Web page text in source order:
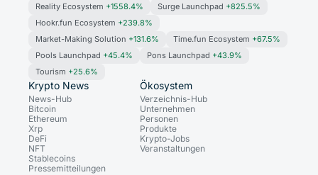
Reality Ecosystem +1558.4% Surge Launchpad +825.5%
Hookr.fun Ecosystem +239.8%
Market-Making Solution +131.6% Time.fun Ecosystem +67.5%
Pools Launchpad +45.4% Pons Launchpad +43.9%
Tourism +25.6%
Krypto News
News-Hub
Bitcoin
Ethereum
Xrp
DeFi
NFT
Stablecoins
Pressemitteilungen
Ökosystem
Verzeichnis-Hub
Unternehmen
Personen
Produkte
Krypto-Jobs
Veranstaltungen